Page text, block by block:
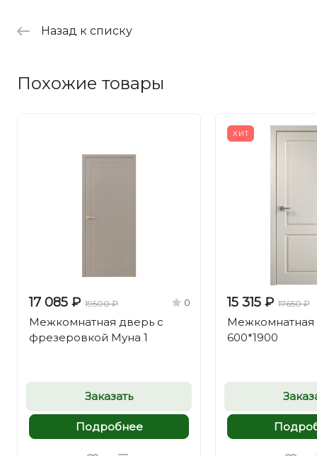
Назад к списку
Похожие товары
17 085 ₽ 19500 ₽ 0
Межкомнатная дверь с
фрезеровкой Муна 1
Заказать
Подробнее
ХИТ
15 315 ₽ 17650 ₽
Межкомнатная
600*1900